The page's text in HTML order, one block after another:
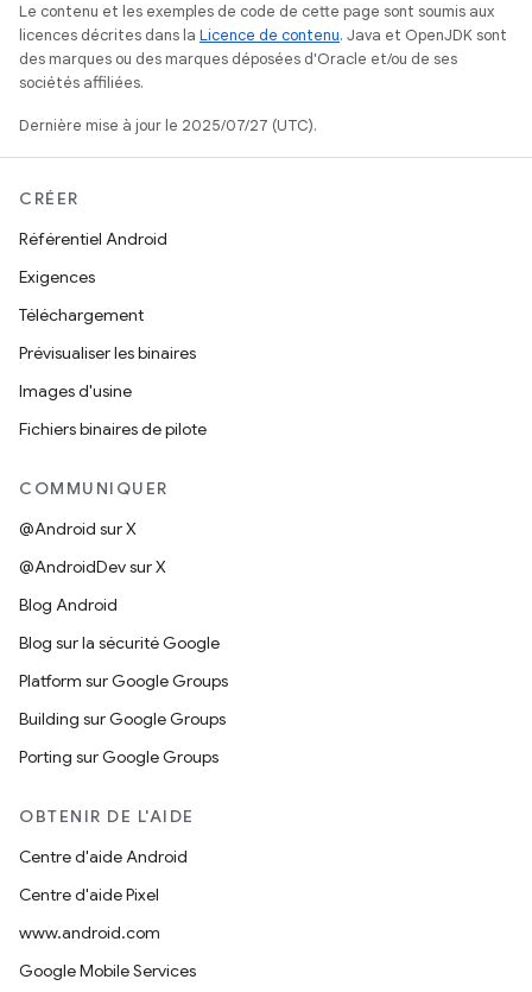
Le contenu et les exemples de code de cette page sont soumis aux
licences décrites dans la Licence de contenu. Java et OpenJDK sont
des marques ou des marques déposées d'Oracle et/ou de ses
sociétés affiliées.
Dernière mise à jour le 2025/07/27 (UTC).
CRÉER
Référentiel Android
Exigences
Téléchargement
Prévisualiser les binaires
Images d'usine
Fichiers binaires de pilote
COMMUNIQUER
@Android sur X
@AndroidDev sur X
Blog Android
Blog sur la sécurité Google
Platform sur Google Groups
Building sur Google Groups
Porting sur Google Groups
OBTENIR DE L'AIDE
Centre d'aide Android
Centre d'aide Pixel
www.android.com
Google Mobile Services